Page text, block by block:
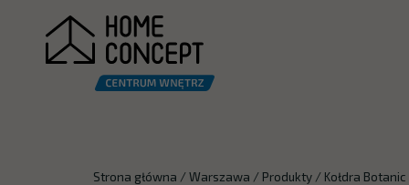
Strona główna /Warszawa /Produkty / Kołdra